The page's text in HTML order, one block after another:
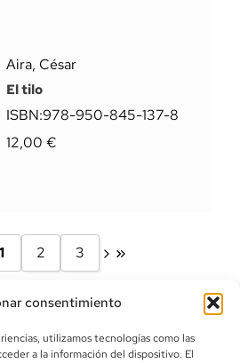
consentimiento
utilizamos tecnologías como las
a la información del dispositivo. El
Aira, César
El tilo
ISBN:978-950-845-137-8
12,00 €
1 2 3